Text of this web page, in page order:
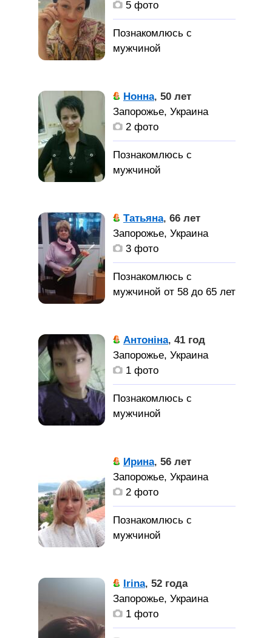
5 фото
Нонна, 50 лет
Запорожье, Украина
2 фото
Татьяна, 66 лет
Запорожье, Украина
3 фото
Познакомлюсь с
мужчиной от 58 до 65 лет
Антоніна, 41 год
Запорожье, Украина
1 фото
Ирина, 56 лет
Запорожье, Украина
2 фото
Irina, 52 года
Запорожье, Украина
1 фото